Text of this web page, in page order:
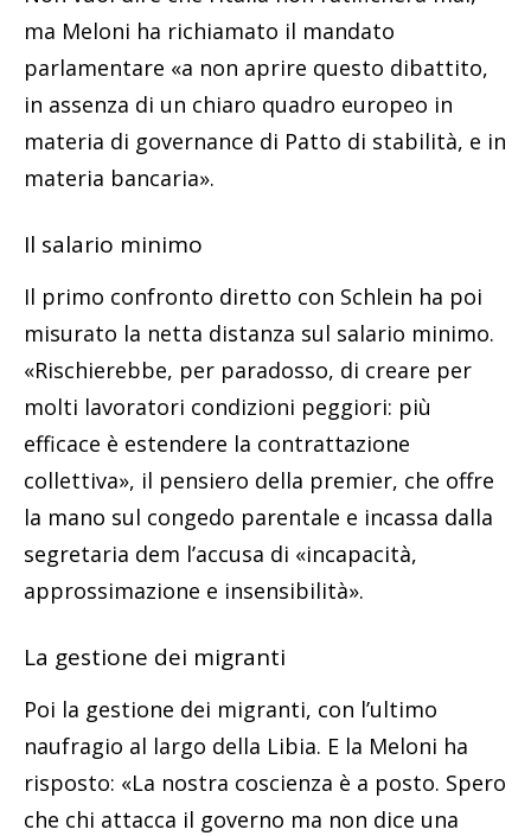
ma Meloni ha richiamato il mandato
parlamentare «a non aprire questo dibattito,
in assenza di un chiaro quadro europeo in
materia di governance di Patto di stabilità, e in
materia bancaria».
Il salario minimo
Il primo confronto diretto con Schlein ha poi
misurato la netta distanza sul salario minimo.
«Rischierebbe, per paradosso, di creare per
molti lavoratori condizioni peggiori: più
efficace è estendere la contrattazione
collettiva», il pensiero della premier, che offre
la mano sul congedo parentale e incassa dalla
segretaria dem l’accusa di «incapacità,
approssimazione e insensibilità».
La gestione dei migranti
Poi la gestione dei migranti, con l’ultimo
naufragio al largo della Libia. E la Meloni ha
risposto: «La nostra coscienza è a posto. Spero
che chi attacca il governo ma non dice una